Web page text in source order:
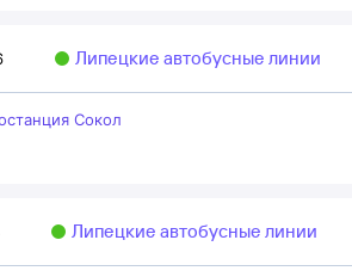
Липецкие автобусные линии
Сокол
Липецкие автобусные линии